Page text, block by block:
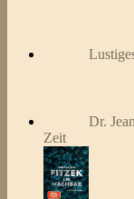
Dr.
Zeit